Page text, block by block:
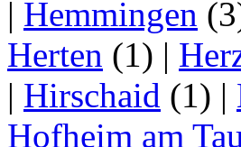
| Hemmingen
Herten (1) |
| Hirschaid (1) |
Hofheim am